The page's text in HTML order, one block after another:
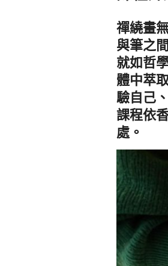
禪繞畫
與筆之
就如哲
體中萃
驗自己
課程依
處。